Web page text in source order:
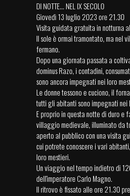
DI NOTTE… NEL IX SECOLO
Giovedì 13 luglio 2023 ore 21.30
Visita guidata gratuita in notturna
Il sole è ormai tramontato, ma nel
fermano.
Dopo una giornata passata a
dominus Razo, i contadini,
sono ancora impegnati nei loro
Le donne tessono e cuciono, il
tutti gli abitanti sono impegnati nei
E proprio in questa notte di duro e
villaggio medievale, illuminato da
aperto al pubblico con una visita
cui potrete conoscere i vari
loro mestieri.
Un viaggio nel tempo indietro di
dell'imperatore Carlo Magno.
Il ritrovo è fissato alle ore 21.30